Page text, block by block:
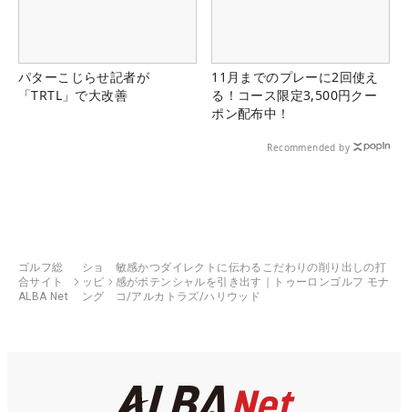
パターこじらせ記者が
「TRTL」で大改善
11月までのプレーに2回使え
る！コース限定3,500円クー
ポン配布中！
Recommended by
ゴルフ総
合サイト
ALBA Net
ショ
ッピ
ング
敏感かつダイレクトに伝わるこだわりの削り出しの打
感がポテンシャルを引き出す｜トゥーロンゴルフ モナ
コ/アルカトラズ/ハリウッド